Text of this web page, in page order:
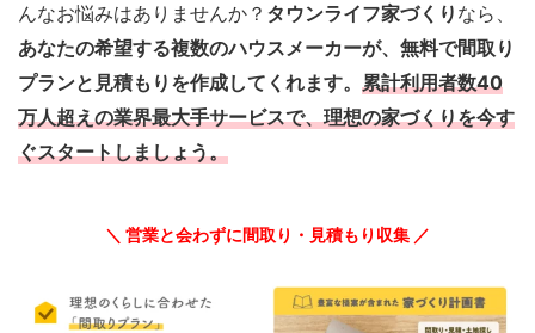
んなお悩みはありませんか？ タウンライフ家づくり なら、
あなたの希望する複数のハウスメーカーが、無料で間取り
プランと見積もりを作成してくれます。 累計利用者数40
万人超えの業界最大手サービスで、理想の家づくりを今す
ぐスタートしましょう。
＼ 営業と会わずに間取り・見積もり収集 ／